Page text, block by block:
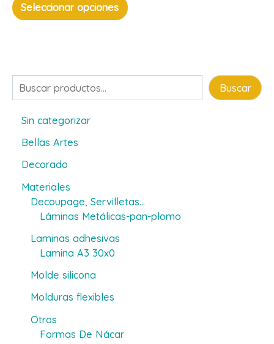
Buscar Buscar
Sin categorizar
Bellas Artes
Decorado
Materiales
Decoupage, Servilletas...
Láminas Metálicas-pan-plomo
Laminas adhesivas
Lamina A3 30x0
Molde silicona
Molduras flexibles
Otros
Formas De Nácar
Seleccionar opciones
producto
Las
de